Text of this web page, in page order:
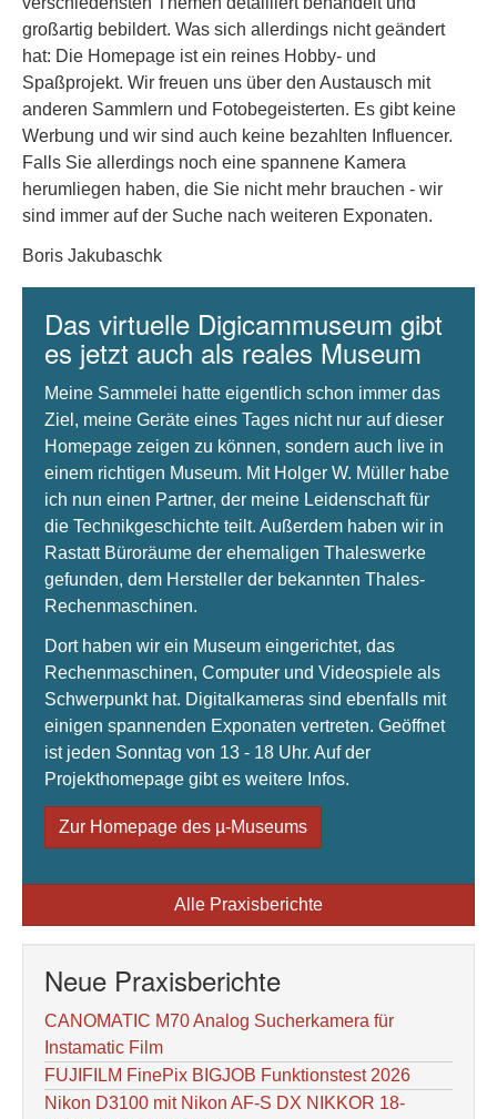
großartig bebildert. Was sich allerdings nicht geändert
hat: Die Homepage ist ein reines Hobby- und
Spaßprojekt. Wir freuen uns über den Austausch mit
anderen Sammlern und Fotobegeisterten. Es gibt keine
Werbung und wir sind auch keine bezahlten Influencer.
Falls Sie allerdings noch eine spannene Kamera
herumliegen haben, die Sie nicht mehr brauchen - wir
sind immer auf der Suche nach weiteren Exponaten.
Boris Jakubaschk
Das virtuelle Digicammuseum gibt
es jetzt auch als reales Museum
Meine Sammelei hatte eigentlich schon immer das
Ziel, meine Geräte eines Tages nicht nur auf dieser
Homepage zeigen zu können, sondern auch live in
einem richtigen Museum. Mit Holger W. Müller habe
ich nun einen Partner, der meine Leidenschaft für
die Technikgeschichte teilt. Außerdem haben wir in
Rastatt Büroräume der ehemaligen Thaleswerke
gefunden, dem Hersteller der bekannten Thales-
Rechenmaschinen.
Dort haben wir ein Museum eingerichtet, das
Rechenmaschinen, Computer und Videospiele als
Schwerpunkt hat. Digitalkameras sind ebenfalls mit
einigen spannenden Exponaten vertreten. Geöffnet
ist jeden Sonntag von 13 - 18 Uhr. Auf der
Projekthomepage gibt es weitere Infos.
Zur Homepage des µ-Museums
Alle Praxisberichte
Neue Praxisberichte
CANOMATIC M70 Analog Sucherkamera für
Instamatic Film
FUJIFILM FinePix BIGJOB Funktionstest 2026
Nikon D3100 mit Nikon AF-S DX NIKKOR 18-